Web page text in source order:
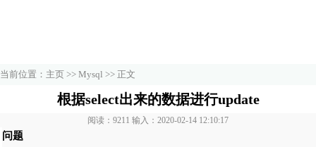
当前位置： 主页 >> Mysql >> 正文
根据select出来的数据进行update
阅读：9211 输入：2020-02-14 12:10:17
问题